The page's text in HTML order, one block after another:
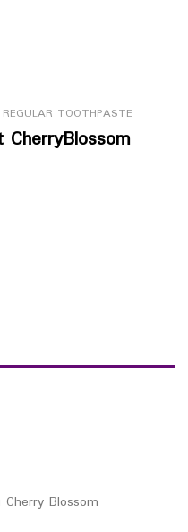
REGULAR TOOTHPASTE
Blossom